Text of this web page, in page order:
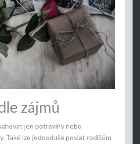
zájmů
jen potraviny nebo
Také lze jednoduše poslat rodičům